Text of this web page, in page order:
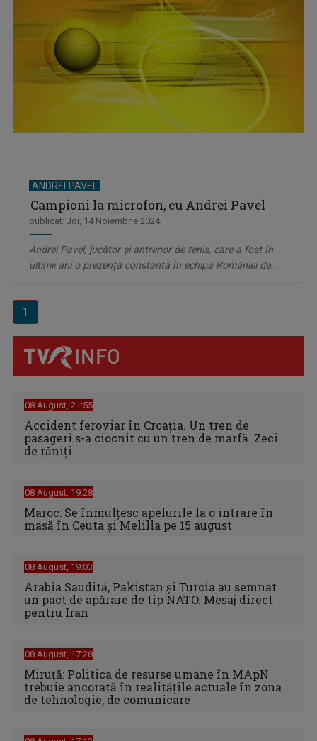
ANDREI PAVEL
Campioni la microfon, cu Andrei Pavel
publicat: Joi, 14 Noiembrie 2024
Andrei Pavel, jucător și antrenor de tenis, care a fost în
ultimii ani o prezență constantă în echipa României de...
1
08 August, 21:55
Accident feroviar în Croația. Un tren de
pasageri s-a ciocnit cu un tren de marfă. Zeci
de răniți
08 August, 19:28
Maroc: Se înmulţesc apelurile la o intrare în
masă în Ceuta şi Melilla pe 15 august
08 August, 19:03
Arabia Saudită, Pakistan și Turcia au semnat
un pact de apărare de tip NATO. Mesaj direct
pentru Iran
08 August, 17:28
Miruță: Politica de resurse umane în MApN
trebuie ancorată în realitățile actuale în zona
de tehnologie, de comunicare